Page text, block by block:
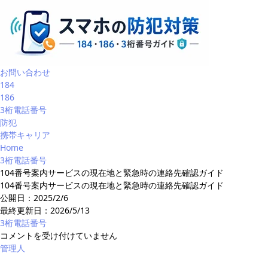
お問い合わせ
184
186
3桁電話番号
防犯
携帯キャリア
Home
3桁電話番号
104番号案内サービスの現在地と緊急時の連絡先確認ガイド
104番号案内サービスの現在地と緊急時の連絡先確認ガイド
公開日：2025/2/6
最終更新日： 2026/5/13
3桁電話番号
104
番
コメントを受け付けていません
管理人